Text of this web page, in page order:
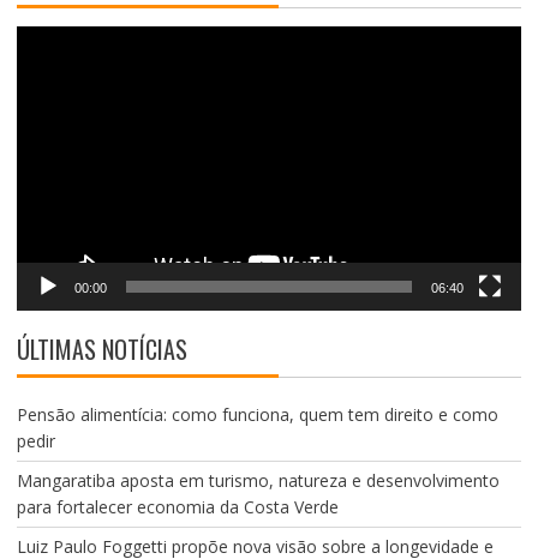
00:00 06:40
ÚLTIMAS NOTÍCIAS
Pensão alimentícia: como funciona, quem tem direito e como
pedir
Mangaratiba aposta em turismo, natureza e desenvolvimento
para fortalecer economia da Costa Verde
Luiz Paulo Foggetti propõe nova visão sobre a longevidade e